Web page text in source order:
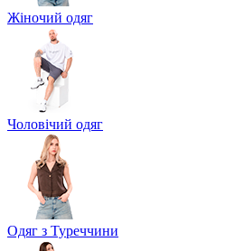
Жіночий одяг
Чоловічий одяг
Одяг з Туреччини